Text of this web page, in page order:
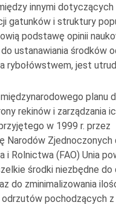
innymi dotyczących
gatunków i struktury
podstawę opinii
ustanawiania środków
rybołówstwem, jest
planu
rekinów i zarządzania
w 1999 r. przez
Narodów Zjednoczonych
i Rolnictwa (FAO) Unia
środki niezbędne do
do zminimalizowania
pochodzących z